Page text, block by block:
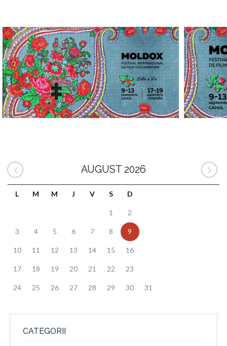
AUGUST 2026
L M M J V S D
1 2
3 4 5 6 7 8 9
10 11 12 13 14 15 16
17 18 19 20 21 22 23
24 25 26 27 28 29 30 31
CATEGORII